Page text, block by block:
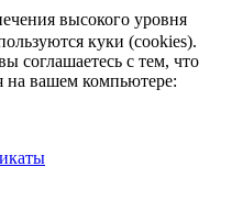
высокого уровня
куки (cookies).
соглашаетесь с тем, что
на вашем компьютере: